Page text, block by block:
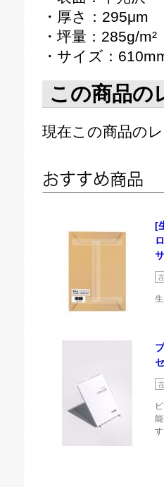
・厚さ：295μm
・坪量：285g/m²
・サイズ：
この商品の
現在この商品の
[
す